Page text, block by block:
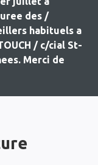
des /
habituels a
/ c/cial St-
Merci de